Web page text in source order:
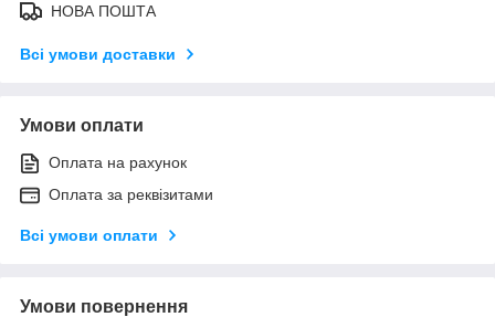
НОВА ПОШТА
Всі умови доставки
Умови оплати
Оплата на рахунок
Оплата за реквізитами
Всі умови оплати
Умови повернення